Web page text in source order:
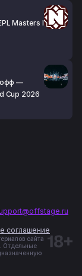
Masters I
офф —
Cup 2026
соглашение
сайта
Отдельные